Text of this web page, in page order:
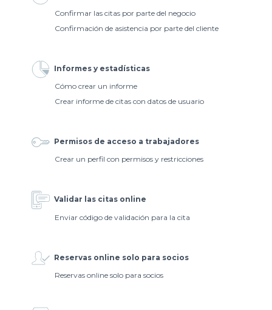
Confirmar las citas por parte del negocio
Confirmación de asistencia por parte del cliente
Informes y estadísticas
Cómo crear un informe
Crear informe de citas con datos de usuario
Permisos de acceso a trabajadores
Crear un perfil con permisos y restricciones
Validar las citas online
Enviar código de validación para la cita
Reservas online solo para socios
Reservas online solo para socios